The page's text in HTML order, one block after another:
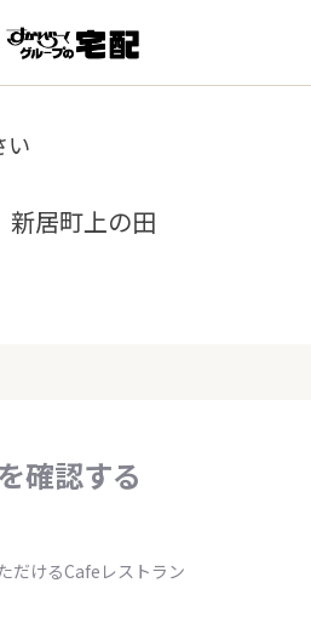
い
居町上の田
確認する
だけるCafeレストラン